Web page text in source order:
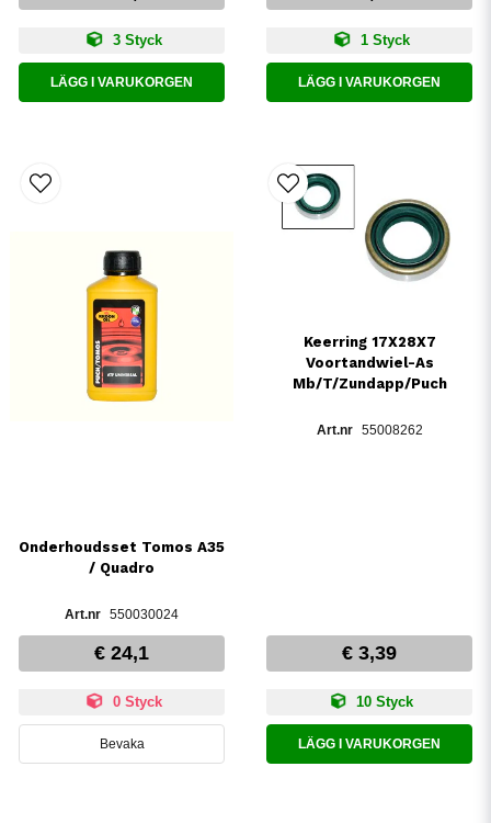
3 Styck
LÄGG I VARUKORGEN
1 Styck
LÄGG I VARUKORGEN
Onderhoudsset Tomos A35
/ Quadro
550030024
€ 24,1
0 Styck
Bevaka
Keerring 17X28X7
Voortandwiel-As
Mb/T/Zundapp/Puch
55008262
€ 3,39
10 Styck
LÄGG I VARUKORGEN